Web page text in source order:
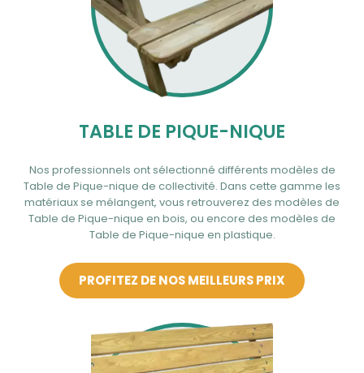
TABLE DE PIQUE-NIQUE
Nos professionnels ont sélectionné différents modèles de
Table de Pique-nique de collectivité. Dans cette gamme les
matériaux se mélangent, vous retrouverez des modèles de
Table de Pique-nique en bois, ou encore des modèles de
Table de Pique-nique en plastique.
PROFITEZ DE NOS MEILLEURS PRIX